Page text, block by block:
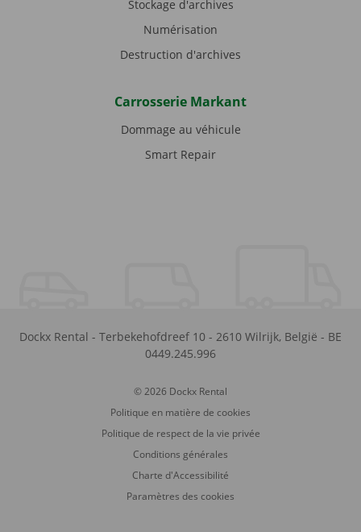
Stockage d'archives
Numérisation
Destruction d'archives
Carrosserie Markant
Dommage au véhicule
Smart Repair
Dockx Rental - Terbekehofdreef 10 - 2610 Wilrijk, België - BE
0449.245.996
© 2026 Dockx Rental
Politique en matière de cookies
Politique de respect de la vie privée
Conditions générales
Charte d'Accessibilité
Paramètres des cookies